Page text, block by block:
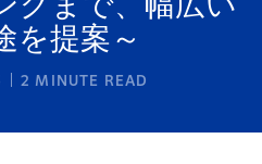
グまで、幅広い
を提案～
2 MINUTE READ